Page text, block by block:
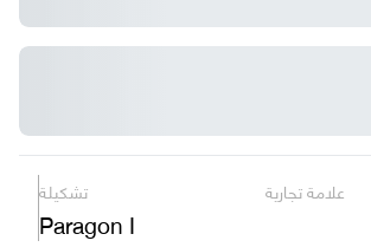
تشكيلة
Paragon I
علامة تجارية